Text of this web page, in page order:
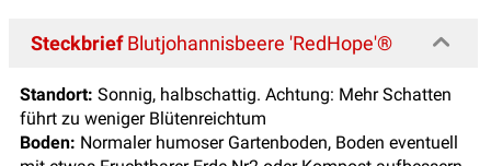
SteckbriefBlutjohannisbeere 'RedHope'®
Standort: Sonnig, halbschattig. Achtung: Mehr Schatten
führt zu weniger Blütenreichtum
Boden: Normaler humoser Gartenboden, Boden eventuell